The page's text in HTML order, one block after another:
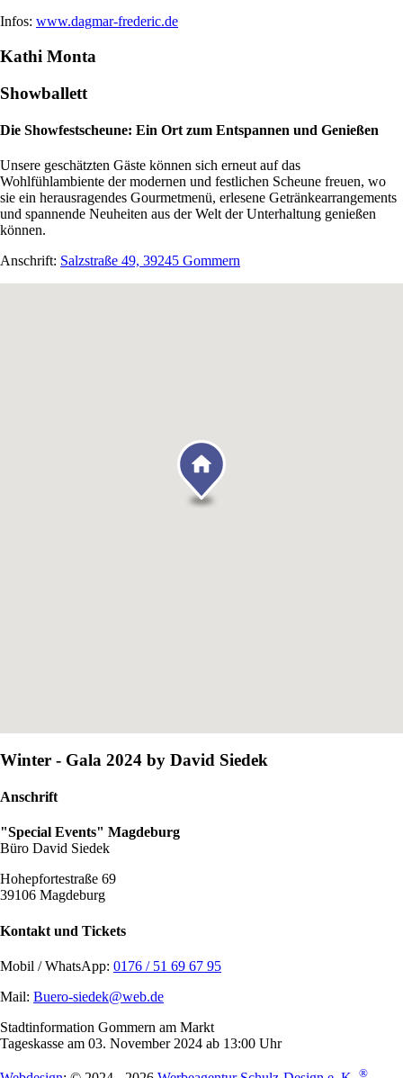
Infos: www.dagmar-frederic.de
Kathi Monta
Showballett
Die Showfestscheune: Ein Ort zum Entspannen und Genießen
Unsere geschätzten Gäste können sich erneut auf das
Wohlfühlambiente der modernen und festlichen Scheune freuen, wo
sie ein herausragendes Gourmetmenü, erlesene Getränkearrangements
und spannende Neuheiten aus der Welt der Unterhaltung genießen
können.
Anschrift: Salzstraße 49, 39245 Gommern
Winter - Gala 2024 by David Siedek
Anschrift
"Special Events" Magdeburg
Büro David Siedek
Hohepfortestraße 69
39106 Magdeburg
Kontakt und Tickets
Mobil / WhatsApp: 0176 / 51 69 67 95
Mail: Buero-siedek@web.de
Stadtinformation Gommern am Markt
Tageskasse am 03. November 2024 ab 13:00 Uhr
®